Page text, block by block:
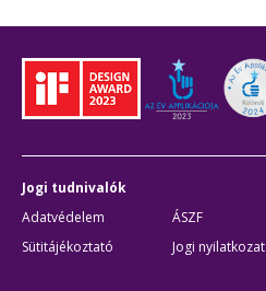
Jogi tudnivalók
Adatvédelem
ÁSZF
Sütitájékoztató
Jogi nyilatkozat